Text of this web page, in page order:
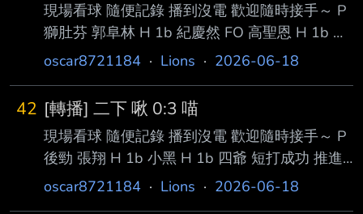
現場看球 隨便記錄 播到沒電 歡迎隨時接手～ P
獅肚芬 郭阜林 H 1b 紀慶然 FO 高聖恩 H 1b 劉
時豪 E 聖平過山洞 跑者一三壘 台鋼一分 朱盟
oscar8721184 · Lions · 2026-06-18
42 [轉播] 二下 啾 0:3 喵
現場看球 隨便記錄 播到沒電 歡迎隨時接手～ P
後勁 張翔 H 1b 小黑 H 1b 四爺 短打成功 推進
跑者 智傑 高飛犧牲 1RBI 小豪 FO --
oscar8721184 · Lions · 2026-06-18